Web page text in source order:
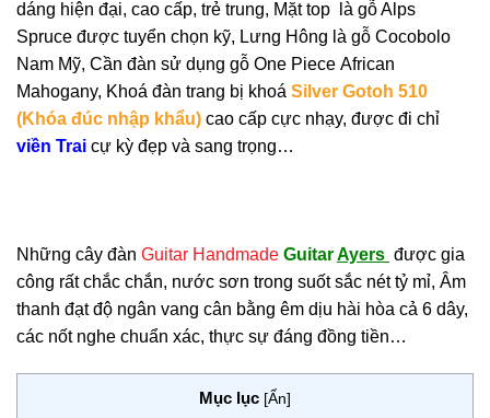
dáng hiện đại, cao cấp, trẻ trung, Mặt top là gỗ Alps
Spruce được tuyển chọn kỹ, Lưng Hông là gỗ Cocobolo
Nam Mỹ, Cần đàn sử dụng gỗ One Piece African
Mahogany, Khoá đàn trang bị khoá Silver Gotoh 510
(Khóa đúc nhập khẩu) cao cấp cực nhạy, được đi chỉ
viền Trai cự kỳ đẹp và sang trọng…
Những cây đàn Guitar Handmade GuitarAyers được gia
công rất chắc chắn, nước sơn trong suốt sắc nét tỷ mỉ, Âm
thanh đạt độ ngân vang cân bằng êm dịu hài hòa cả 6 dây,
các nốt nghe chuẩn xác, thực sự đáng đồng tiền…
Mục lục [Ẩn]